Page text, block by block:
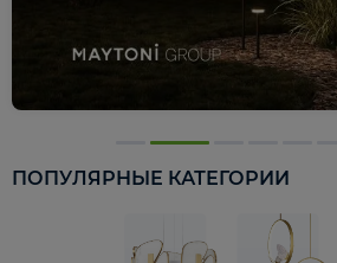
ПОПУЛЯРНЫЕ КАТЕГОРИИ